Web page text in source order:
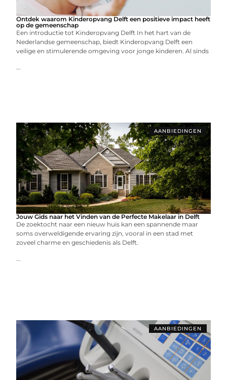
Ontdek waarom Kinderopvang Delft een positieve impact heeft
op de gemeenschap
Een introductie tot Kinderopvang Delft In het hart van de
Nederlandse gemeenschap, biedt Kinderopvang Delft een
veilige en stimulerende omgeving voor jonge kinderen. Al sinds
...
AANBIEDINGEN
Jouw Gids naar het Vinden van de Perfecte Makelaar in Delft
De zoektocht naar een nieuw huis kan een spannende maar
soms overweldigende ervaring zijn, vooral in een stad met
zoveel charme en geschiedenis als Delft.
...
AANBIEDINGEN